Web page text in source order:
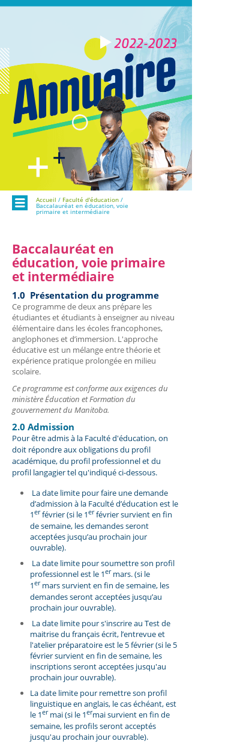
Menu Accueil / Faculté d'éducation /
Baccalauréat en éducation, voie
primaire et intermédiaire
Baccalauréat en
éducation, voie primaire
et intermédiaire
1.0 Présentation du programme
Ce programme de deux ans prépare les
étudiantes et étudiants à enseigner au niveau
élémentaire dans les écoles francophones,
anglophones et d’immersion. L'approche
éducative est un mélange entre théorie et
expérience pratique prolongée en milieu
scolaire.
Ce programme est conforme aux exigences du
ministère Éducation et Formation du
gouvernement du Manitoba.
2.0 Admission
Pour être admis à la Faculté d'éducation, on
doit répondre aux obligations du profil
académique, du profil professionnel et du
profil langagier tel qu'indiqué ci-dessous.
La date limite pour faire une demande
d’admission à la Faculté d’éducation est le
1erfévrier (si le 1erfévrier survient en fin
de semaine, les demandes seront
acceptées jusqu’au prochain jour
ouvrable).
La date limite pour soumettre son profil
professionnel est le 1ermars. (si le
1ermars survient en fin de semaine, les
demandes seront acceptées jusqu’au
prochain jour ouvrable).
La date limite pour s'inscrire au Test de
maitrise du français écrit, l’entrevue et
l'atelier préparatoire est le 5 février (si le 5
février survient en fin de semaine, les
inscriptions seront acceptées jusqu'au
prochain jour ouvrable).
La date limite pour remettre son profil
linguistique en anglais, le cas échéant, est
le 1ermai (si le 1ermai survient en fin de
semaine, les profils seront acceptés
jusqu'au prochain jour ouvrable).